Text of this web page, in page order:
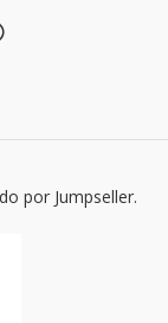
por Jumpseller.